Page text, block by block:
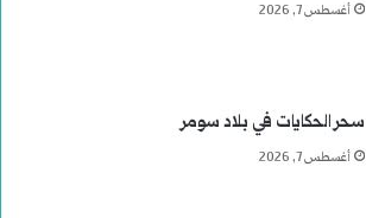
أغسطس 7, 2026
سحر الحكايات في بلاد سومر
أغسطس 7, 2026